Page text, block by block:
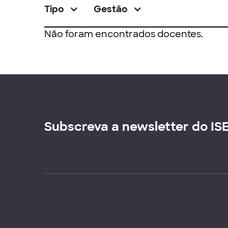
Tipo Gestão
Não foram encontrados docentes.
Subscreva a newsletter do